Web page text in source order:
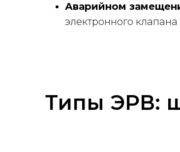
Аварийном
электронного клапана
Типы ЭРВ: